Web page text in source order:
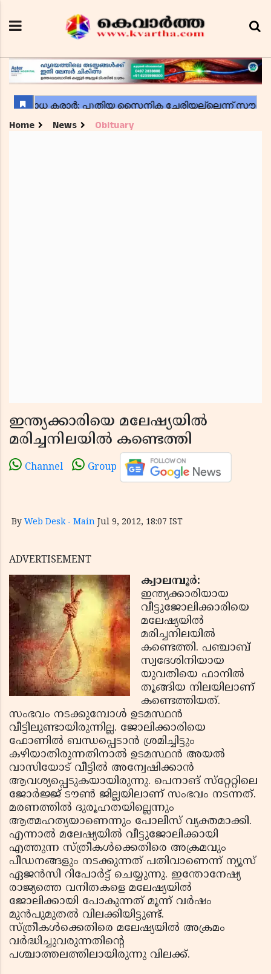
Home News Obituary
ഇന്ത്യക്കാരിയെ മലേഷ്യയില്‍
മരിച്ചനിലയില്‍ കണ്ടെത്തി
Channel Group
By Web Desk - Main Jul 9, 2012, 18:07 IST
ADVERTISEMENT
ക്വാലമ്പൂര്‍:
ഇന്ത്യക്കാരിയായ
വീട്ടുജോലിക്കാരിയെ
മലേഷ്യയില്‍
മരിച്ചനിലയില്‍
കണ്ടെത്തി. പഞ്ചാബ്
സ്വദേശിനിയായ
യുവതിയെ ഫാനില്‍
തൂങ്ങിയ നിലയിലാണ്
കണ്ടെത്തിയത്.
സംഭവം നടക്കുമ്പോള്‍ ഉടമസ്ഥന്‍
വീട്ടിലുണ്ടായിരുന്നില്ല. ജോലിക്കാരിയെ
ഫോണില്‍ ബന്ധപ്പെടാന്‍ ശ്രമിച്ചിട്ടും
കഴിയാതിരുന്നതിനാല്‍ ഉടമസ്ഥന്‍ അയല്‍
വാസിയോട് വീട്ടില്‍ അന്വേഷിക്കാന്‍
ആവശ്യപ്പെടുകയായിരുന്നു. പെനാങ് സ്‌റ്റേറ്റിലെ
ജോര്‍ജ്ജ് ടൗണ്‍ ജില്ലയിലാണ് സംഭവം നടന്നത്.
മരണത്തില്‍ ദുരൂഹതയില്ലെന്നും
ആത്മഹത്യയാണെന്നും പോലീസ് വ്യക്തമാക്കി.
എന്നാല്‍ മലേഷ്യയില്‍ വീട്ടുജോലിക്കായി
എത്തുന്ന സ്ത്രീകള്‍ക്കെതിരെ അക്രമവും
പീഡനങ്ങളും നടക്കുന്നത് പതിവാണെന്ന് ന്യൂസ്
ഏജന്‍സി റിപോര്‍ട്ട് ചെയ്യുന്നു. ഇന്തോനേഷ്യ
രാജ്യത്തെ വനിതകളെ മലേഷ്യയില്‍
ജോലിക്കായി പോകുന്നത് മൂന്ന് വര്‍ഷം
മുന്‍പുമുതല്‍ വിലക്കിയിട്ടുണ്ട്.
സ്ത്രീകള്‍ക്കെതിരെ മലേഷ്യയില്‍ അക്രമം
വര്‍ദ്ധിച്ചുവരുന്നതിന്റെ
പശ്ചാത്തലത്തിലായിരുന്നു വിലക്ക്.